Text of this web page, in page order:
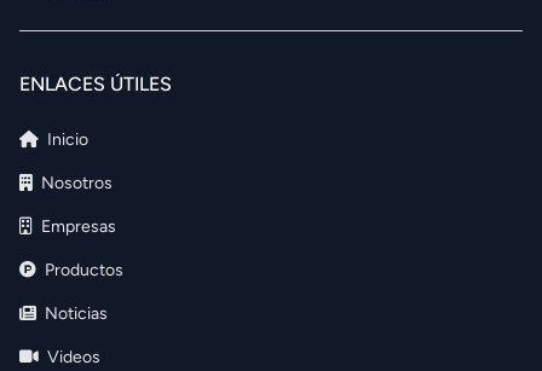
ENLACES ÚTILES
Inicio
Nosotros
Empresas
Productos
Noticias
Videos